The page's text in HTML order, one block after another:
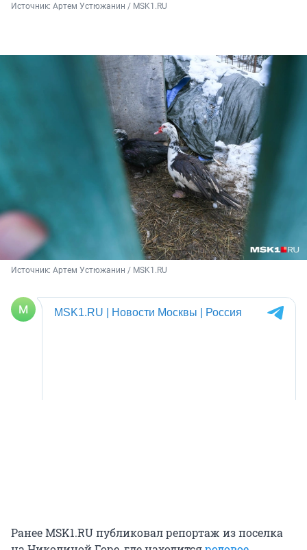
Источник: Артем Устюжанин / MSK1.RU
Источник: Артем Устюжанин / MSK1.RU